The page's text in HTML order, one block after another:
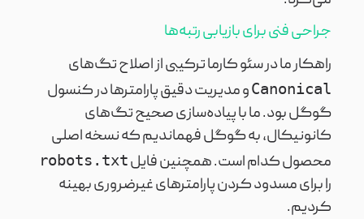
جراحی فنی برای بازیابی رتبه‌ها
راهکار ما در سئو کارما ترکیبی از اصلاح تگ‌های
Canonicalو مدیریت دقیق پارامترها در کنسول
گوگل بود. ما با پیاده‌سازی صحیح تگ‌های
کانونیکال، به گوگل فهماندیم که نسخه اصلی
محصول کدام است. همچنین فایلrobots.txt
را برای مسدود کردن پارامترهای غیرضروری بهینه
کردیم.